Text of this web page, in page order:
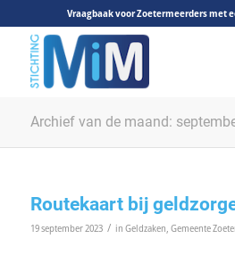
Vraagbaak voor Zoetermeerders met
Archief van de maand:
Routekaart bij
19 september 2023 / in Geldzaken, Gemeente